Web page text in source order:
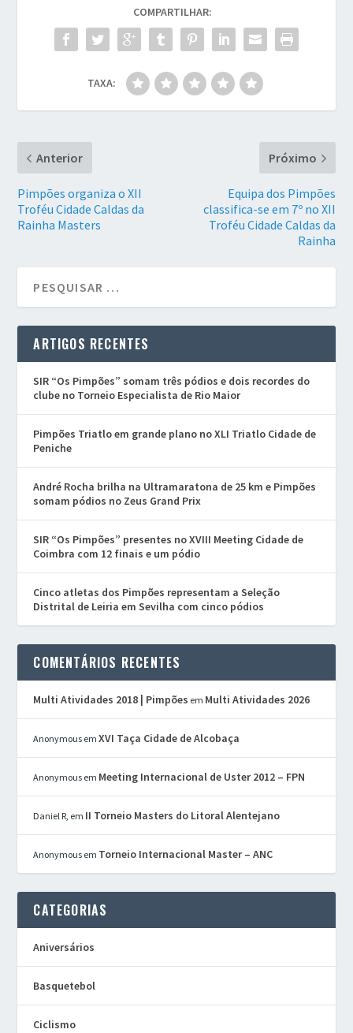
COMPARTILHAR:
TAXA:
Anterior
Pimpões organiza o XII
Troféu Cidade Caldas da
Rainha Masters
Próximo
Equipa dos Pimpões
classifica-se em 7º no XII
Troféu Cidade Caldas da
Rainha
ARTIGOS RECENTES
SIR “Os Pimpões” somam três pódios e dois recordes do
clube no Torneio Especialista de Rio Maior
Pimpões Triatlo em grande plano no XLI Triatlo Cidade de
Peniche
André Rocha brilha na Ultramaratona de 25 km e Pimpões
somam pódios no Zeus Grand Prix
SIR “Os Pimpões” presentes no XVIII Meeting Cidade de
Coimbra com 12 finais e um pódio
Cinco atletas dos Pimpões representam a Seleção
Distrital de Leiria em Sevilha com cinco pódios
COMENTÁRIOS RECENTES
Multi Atividades 2018 | Pimpões em Multi Atividades 2026
Anonymous emXVI Taça Cidade de Alcobaça
Anonymous em Meeting Internacional de Uster 2012 – FPN
Daniel R, em II Torneio Masters do Litoral Alentejano
Anonymous em Torneio Internacional Master – ANC
CATEGORIAS
Aniversários
Basquetebol
Ciclismo